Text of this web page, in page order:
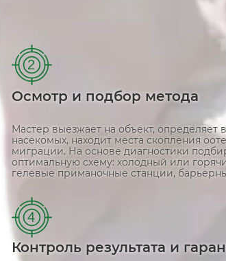
2
Осмотр и подбор метода
Мастер выезжает на объект, определяет
насекомых, находит места скопления
миграции. На основе диагностики
оптимальную схему: холодный или
гелевые приманочные станции,
4
Контроль результата и